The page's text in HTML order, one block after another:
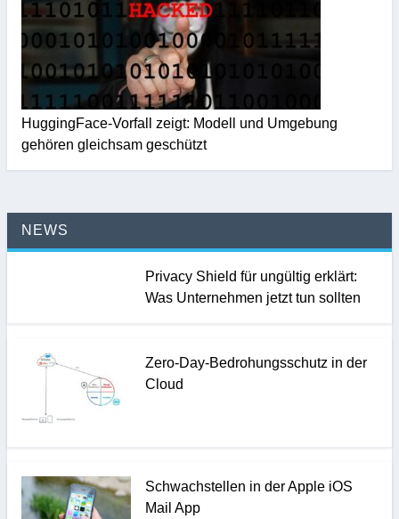
HuggingFace-Vorfall zeigt: Modell und Umgebung
gehören gleichsam geschützt
NEWS
Privacy Shield für ungültig erklärt:
Was Unternehmen jetzt tun sollten
Zero-Day-Bedrohungsschutz in der
Cloud
Schwachstellen in der Apple iOS
Mail App